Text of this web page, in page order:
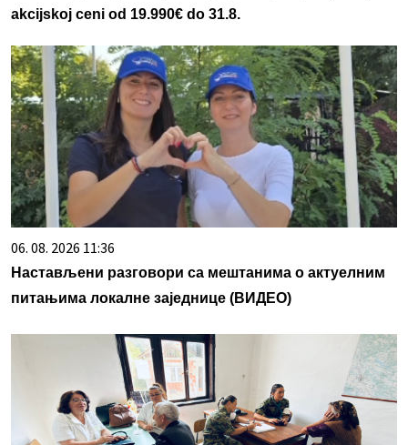
akcijskoj ceni od 19.990€ do 31.8.
06. 08. 2026 11:36
Настављени разговори са мештанима о актуелним
питањима локалне заједнице (ВИДЕО)